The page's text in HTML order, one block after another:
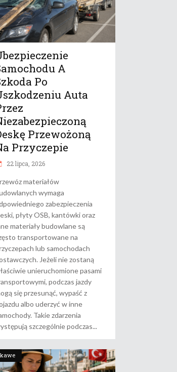
A
Po
Auta
Przewożoną
Przyczepie
22 lipca, 2026
materiałów
wymaga
zabezpieczenia
płyty OSB, kantówki oraz
materiały budowlane są
transportowane na
lub samochodach
Jeżeli nie zostaną
unieruchomione pasami
podczas jazdy
się przesunąć, wypaść z
albo uderzyć w inne
Takie zdarzenia
szczególnie podczas